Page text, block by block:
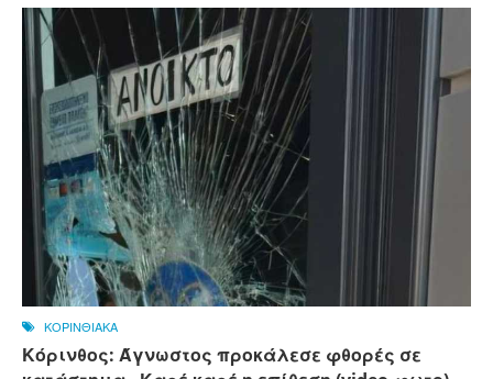
ΚΟΡΙΝΘΙΑΚΑ
Κόρινθος: Άγνωστος προκάλεσε φθορές σε